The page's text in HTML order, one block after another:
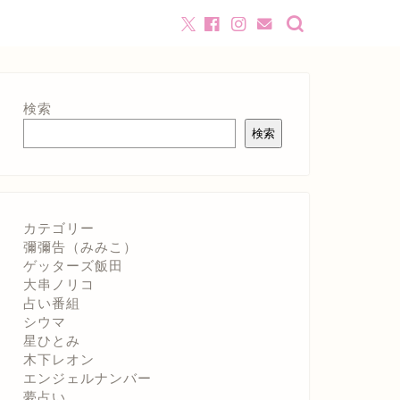
検索
検索
カテゴリー
彌彌告（みみこ）
ゲッターズ飯田
大串ノリコ
占い番組
シウマ
星ひとみ
木下レオン
エンジェルナンバー
夢占い